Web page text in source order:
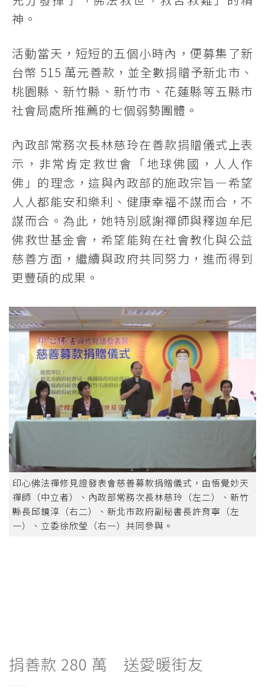
神。
活動當天，短短的五個小時內，便募集了新
台幣 515 萬元善款，並全數捐贈予新北市、
桃園縣、新竹縣、新竹市、花蓮縣等五縣市
社會局處所推薦的七個弱勢團體。
內政部常務次長林慈玲在善款捐贈儀式上表
示，非常肯定救世會「地球佛國，人人作
佛」的理念，這與內政部的施政宗旨—希望
人人都能安和樂利、健康幸福不謀而合，不
謀而合。為此，她特別感謝禪師與釋迦牟尼
佛救世基金會，希望能夠在社會教化與公益
慈善方面，繼續與政府共同努力，進而得到
更豐碩的成果。
印心佛法禪修見證發表會慈善募款捐贈儀式，由悟覺妙天
禪師（中立者）、內政部常務次長林慈玲（左二）、新竹
縣長邱鏡淳（右二）、新北市政府副秘書長許育寧（左
一）、立委徐欣瑩（右一）共同參與。
捐善款 280 萬 送愛暖街友